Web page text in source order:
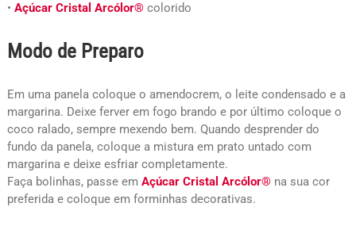
• Açúcar Cristal Arcólor® colorido
Modo de Preparo
Em uma panela coloque o amendocrem, o leite condensado e a
margarina. Deixe ferver em fogo brando e por último coloque o
coco ralado, sempre mexendo bem. Quando desprender do
fundo da panela, coloque a mistura em prato untado com
margarina e deixe esfriar completamente.
Faça bolinhas, passe em Açúcar Cristal Arcólor® na sua cor
preferida e coloque em forminhas decorativas.